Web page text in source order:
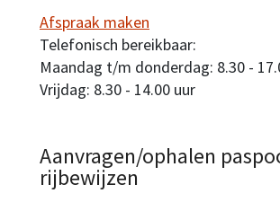
Afspraak maken
Telefonisch bereikbaar:
Maandag t/m donderdag: 8.30 -
Vrijdag: 8.30 - 14.00 uur
Aanvragen/ophalen
rijbewijzen